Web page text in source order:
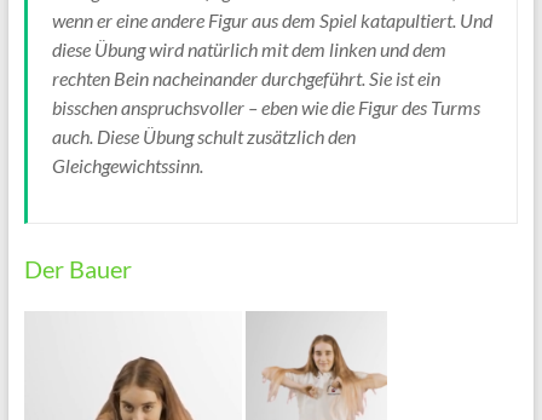
wenn er eine andere Figur aus dem Spiel katapultiert. Und
diese Übung wird natürlich mit dem linken und dem
rechten Bein nacheinander durchgeführt. Sie ist ein
bisschen anspruchsvoller – eben wie die Figur des Turms
auch. Diese Übung schult zusätzlich den
Gleichgewichtssinn.
Der Bauer